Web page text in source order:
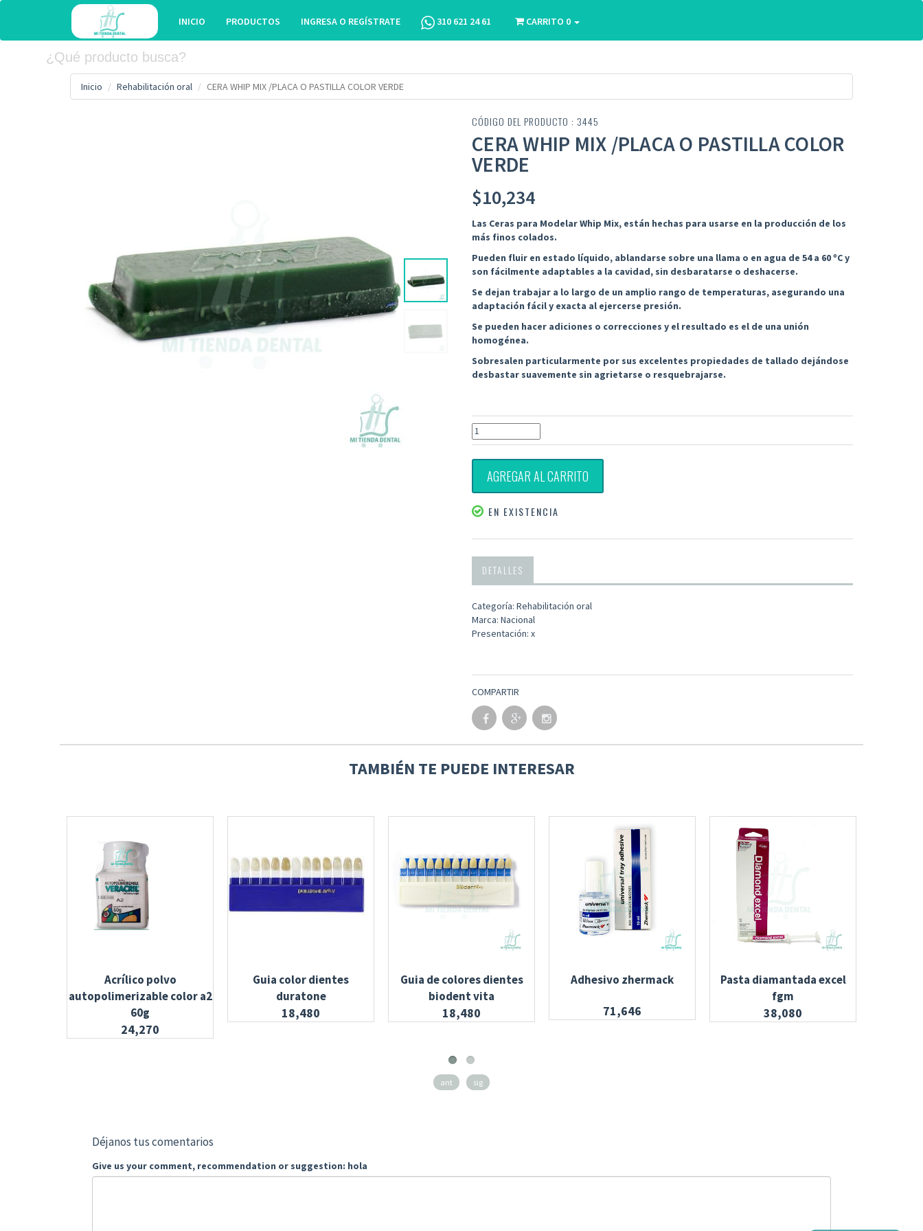
INICIO PRODUCTOS INGRESA O REGÍSTRATE 310 621 24 61 CARRITO 0
Inicio Rehabilitación oral CERA WHIP MIX /PLACA O PASTILLA COLOR VERDE
CÓDIGO DEL PRODUCTO : 3445
CERA WHIP MIX /PLACA O PASTILLA COLOR
VERDE
$10,234
Las Ceras para Modelar Whip Mix, están hechas para usarse en la producción de los
más finos colados.
Pueden fluir en estado líquido, ablandarse sobre una llama o en agua de 54 a 60 ºC y
son fácilmente adaptables a la cavidad, sin desbaratarse o deshacerse.
Se dejan trabajar a lo largo de un amplio rango de temperaturas, asegurando una
adaptación fácil y exacta al ejercerse presión.
Se pueden hacer adiciones o correcciones y el resultado es el de una unión
homogénea.
Sobresalen particularmente por sus excelentes propiedades de tallado dejándose
desbastar suavemente sin agrietarse o resquebrajarse.
AGREGAR AL CARRITO
EN EXISTENCIA
DETALLES
Categoría: Rehabilitación oral
Marca: Nacional
Presentación: x
COMPARTIR
TAMBIÉN TE PUEDE INTERESAR
Acrílico polvo
autopolimerizable color a2
60g
24,270
Guia color dientes
duratone
18,480
Guia de colores dientes
biodent vita
18,480
Adhesivo zhermack
71,646
Pasta diamantada excel
fgm
38,080
ant sig
Déjanos tus comentarios
Give us your comment, recommendation or suggestion: hola